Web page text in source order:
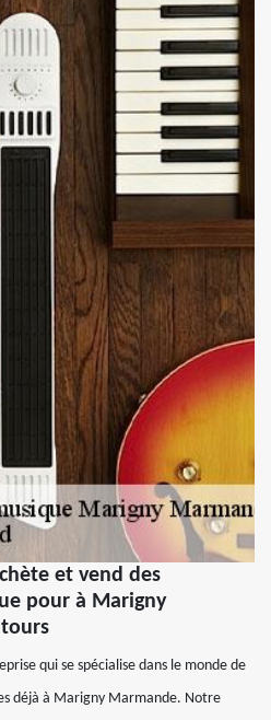
et vend des
pour à Marigny
qui se spécialise dans le monde de
déjà à Marigny Marmande. Notre